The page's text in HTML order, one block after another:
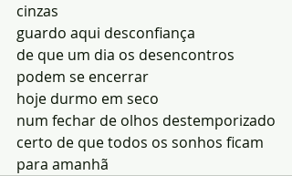
cinzas
guardo aqui desconfiança
de que um dia os desencontros
podem se encerrar
hoje durmo em seco
num fechar de olhos destemporizado
certo de que todos os sonhos ficam
para amanhã